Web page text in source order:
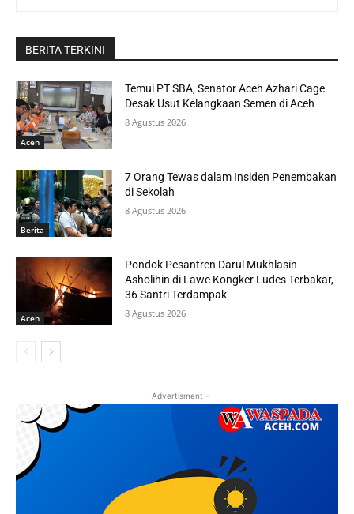
BERITA TERKINI
Aceh
Temui PT SBA, Senator Aceh Azhari Cage
Desak Usut Kelangkaan Semen di Aceh
8 Agustus 2026
Berita
7 Orang Tewas dalam Insiden Penembakan
di Sekolah
8 Agustus 2026
Aceh
Pondok Pesantren Darul Mukhlasin
Asholihin di Lawe Kongker Ludes Terbakar,
36 Santri Terdampak
8 Agustus 2026
- Advertisment -